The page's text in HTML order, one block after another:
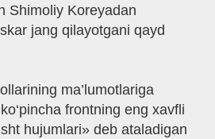
Shimoliy Koreyadan
jang qilayotgani qayd
ma’lumotlariga
frontning eng xavfli
hujumlari» deb ataladigan